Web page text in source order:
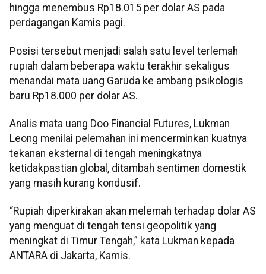
hingga menembus Rp18.015 per dolar AS pada
perdagangan Kamis pagi.
Posisi tersebut menjadi salah satu level terlemah
rupiah dalam beberapa waktu terakhir sekaligus
menandai mata uang Garuda ke ambang psikologis
baru Rp18.000 per dolar AS.
Analis mata uang Doo Financial Futures, Lukman
Leong menilai pelemahan ini mencerminkan kuatnya
tekanan eksternal di tengah meningkatnya
ketidakpastian global, ditambah sentimen domestik
yang masih kurang kondusif.
“Rupiah diperkirakan akan melemah terhadap dolar AS
yang menguat di tengah tensi geopolitik yang
meningkat di Timur Tengah,” kata Lukman kepada
ANTARA di Jakarta, Kamis.